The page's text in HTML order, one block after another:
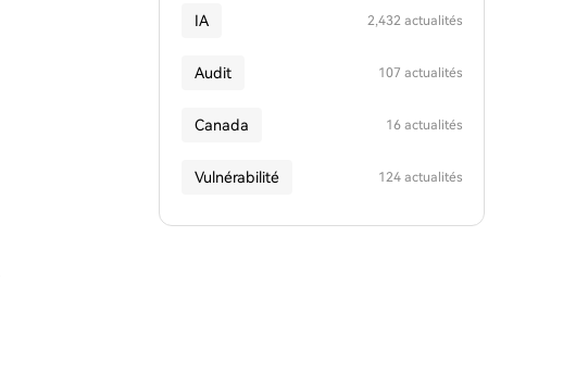
IA 2,432 actualités
Audit 107 actualités
Canada 16 actualités
Vulnérabilité 124 actualités